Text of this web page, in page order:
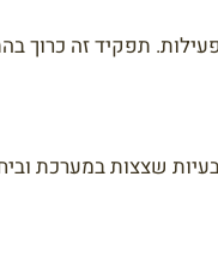
תפקיד זה כרוך
שצצות במערכת